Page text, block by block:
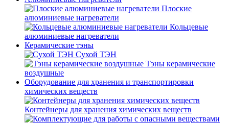
Плоские
алюминиевые нагреватели
Кольцевые
алюминиевые нагреватели
Керамические тэны
Сухой ТЭН
Тэны керамические
воздушные
Оборудование для хранения и транспортировки
химических веществ
Контейнеры для хранения химических веществ